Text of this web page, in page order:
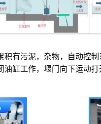
积有污泥，杂物，自动控
缸工作，堰门向下运动